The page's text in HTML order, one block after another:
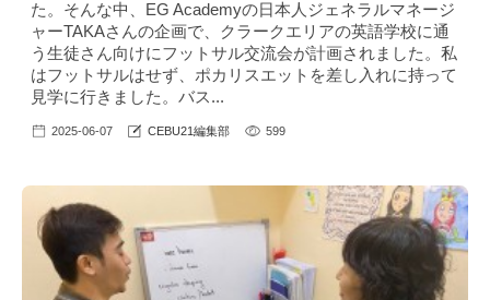
た。そんな中、EG Academyの日本人ジェネラルマネージ
ャーTAKAさんの企画で、クラークエリアの英語学校に通
う生徒さん向けにフットサル交流会が計画されました。私
はフットサルはせず、ポカリスエットを差し入れに持って
見学に行きました。バス...
2025-06-07 CEBU21編集部 599